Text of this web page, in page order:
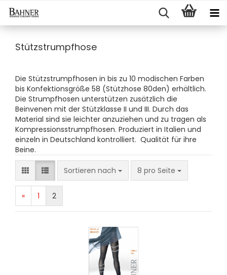
Stützstrumpfhose
Die Stützstrumpfhosen in bis zu 10 modischen Farben
bis Konfektionsgröße 58 (Stützhose 80den) erhältlich.
Die Strumpfhosen unterstützen zusätzlich die
Beinvenen mit der Stützklasse II und III. Durch das
Material sind sie leichter anzuziehen und zu tragen als
Kompressionsstrumpfhosen. Produziert in Italien und
einzeln in Deutschland kontrolliert. Qualität für ihre
Beine.
Sortieren nach 8 pro Seite
« 1 2